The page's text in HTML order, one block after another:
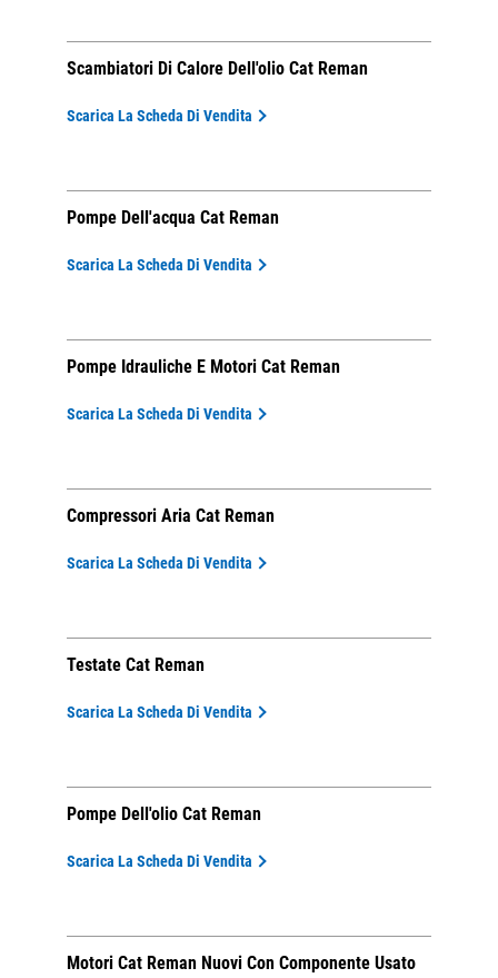
Scambiatori Di Calore Dell'olio Cat Reman
Scarica La Scheda Di Vendita
Pompe Dell'acqua Cat Reman
Scarica La Scheda Di Vendita
Pompe Idrauliche E Motori Cat Reman
Scarica La Scheda Di Vendita
Compressori Aria Cat Reman
Scarica La Scheda Di Vendita
Testate Cat Reman
Scarica La Scheda Di Vendita
Pompe Dell'olio Cat Reman
Scarica La Scheda Di Vendita
Motori Cat Reman Nuovi Con Componente Usato